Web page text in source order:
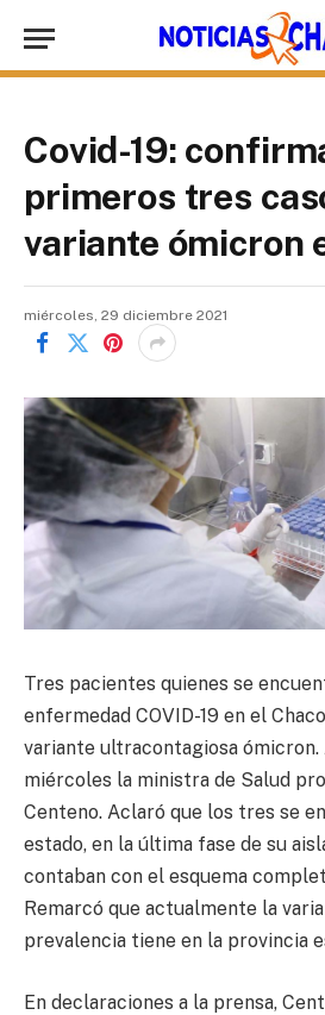
Covid-19:
primeros tres
variante ómicron
miércoles, 29 diciembre 2021
Tres pacientes quienes se
enfermedad COVID-19 en el
variante ultracontagiosa
miércoles la ministra de Salud
Centeno. Aclaró que los tres se
estado, en la última fase de su
contaban con el esquema
Remarcó que actualmente la
prevalencia tiene en la provincia
En declaraciones a la prensa,